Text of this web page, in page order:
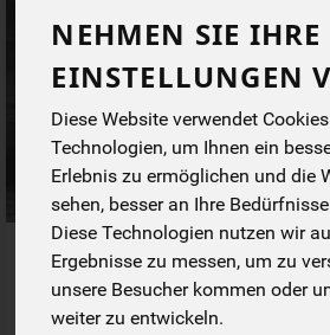
NEHMEN SIE IHRE
EINSTELLUNGEN
Diese Website verwendet
Technologien, um Ihnen ein
Erlebnis zu ermöglichen und die
sehen, besser an Ihre
Diese Technologien nutzen wir
Ergebnisse zu messen, um zu
unsere Besucher kommen oder
weiter zu entwickeln.
Avocado Hass ca 140 g
2,10 €*
/ Stk